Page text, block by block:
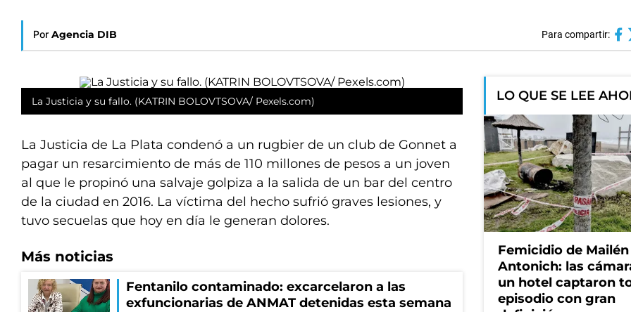
Por Agencia DIB Para compartir:
La Justicia y su fallo. (KATRIN BOLOVTSOVA/ Pexels.com)
La Justicia de La Plata condenó a un rugbier de un club de Gonnet a
pagar un resarcimiento de más de 110 millones de pesos a un joven
al que le propinó una salvaje golpiza a la salida de un bar del centro
de la ciudad en 2016. La víctima del hecho sufrió graves lesiones, y
tuvo secuelas que hoy en día le generan dolores.
Más noticias
Fentanilo contaminado: excarcelaron a las
exfuncionarias de ANMAT detenidas esta semana
LO QUE SE LEE
Femicidio de Mailén
Antonich: las
un hotel captaron
episodio con gran